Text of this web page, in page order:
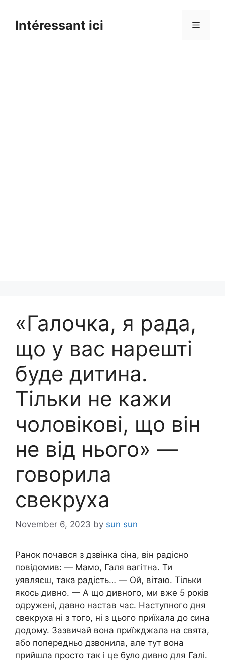
contentIntéressant ici Menu
«Галочка, я рада,
що у вас нарешті
буде дитина.
Тільки не кажи
чоловікові, що він
не від нього» —
говорила
свекруха
November 6, 2023 by sun sun
Ранок почався з дзвінка сіна, він радісно
повідомив: — Мамо, Галя вагітна. Ти
уявляєш, така радість… — Ой, вітаю. Тільки
якось дивно. — А що дивного, ми вже 5 років
одружені, давно настав час. Наступного дня
свекруха ні з того, ні з цього приїхала до сина
додому. Зазвичай вона приїжджала на свята,
або попередньо дзвонила, але тут вона
прийшла просто так і це було дивно для Галі.